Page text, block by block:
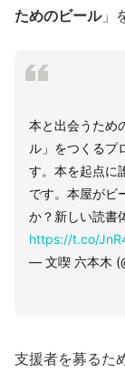
ためのビール」
本と出会うため
ル」をつくるプ
す。本を起点に
です。本屋がビ
か？新しい読書
https://t.co/
— 文喫 六本木
支援者を募るた